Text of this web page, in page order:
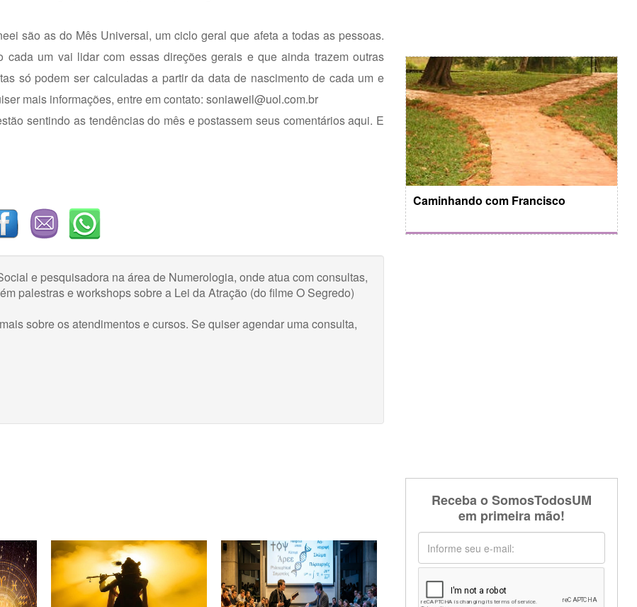
são as do Mês Universal, um ciclo geral que afeta a todas as pessoas.
cada um vai lidar com essas direções gerais e que ainda trazem outras
só podem ser calculadas a partir da data de nascimento de cada um e
mais informações, entre em contato: soniaweil@uol.com.br
sentindo as tendências do mês e postassem seus comentários aqui. E
e pesquisadora na área de Numerologia, onde atua com consultas,
palestras e workshops sobre a Lei da Atração (do filme O Segredo)
sobre os atendimentos e cursos. Se quiser agendar uma consulta,
Caminhando com Francisco
Receba o SomosTodosUM
em primeira mão!